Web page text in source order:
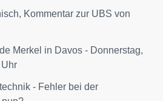
Kommentar zur UBS von
Merkel in Davos - Donnerstag,
- Fehler bei der